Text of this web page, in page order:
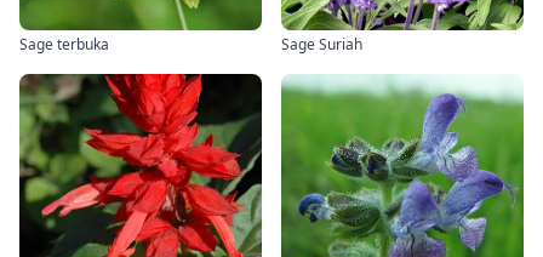
Sage terbuka Sage Suriah